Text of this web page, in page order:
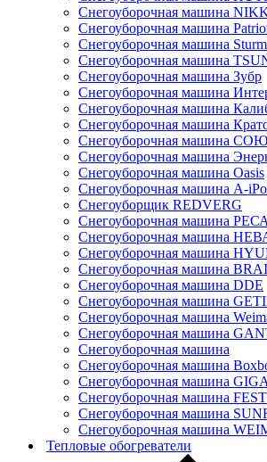
Снегоуборочная машина
Снегоуборочная машина
Снегоуборочная машина Sturm
Снегоуборочная машина
Снегоуборочная машина Зубр
Снегоуборочная машина
Снегоуборочная машина
Снегоуборочная машина
Снегоуборочная машина
Снегоуборочная машина
Снегоуборочная машина Oasis
Снегоуборочная машина A-
Снегоуборщик REDVERG
Снегоуборочная машина
Снегоуборочная машина
Снегоуборочная машина
Снегоуборочная машина
Снегоуборочная машина DDE
Снегоуборочная машина
Cнегоуборочная машина
Снегоуборочная машина
Снегоуборочная машина
Снегоуборочная машина
Снегоуборочная машина
Снегоуборочная машина FEST
Снегоуборочная машина
Снегоуборочная машина
Тепловые обогреватели